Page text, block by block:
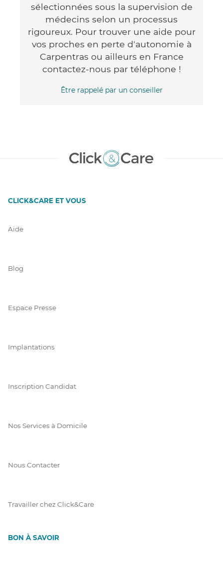
sélectionnées sous la supervision de
médecins selon un processus
rigoureux. Pour trouver une aide pour
vos proches en perte d'autonomie à
Carpentras ou ailleurs en France
contactez-nous par téléphone !
Être rappelé par un conseiller
CLICK&CARE ET VOUS
Aide
Blog
Espace Presse
Implantations
Inscription Candidat
Nos Services à Domicile
Nous Contacter
Travailler chez Click&Care
BON À SAVOIR